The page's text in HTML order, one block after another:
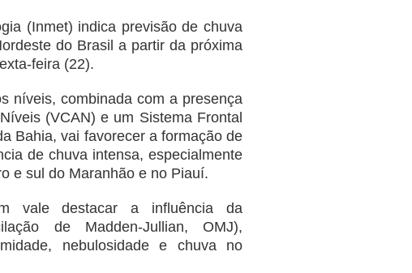
(Inmet) indica previsão de chuva
do Brasil a partir da próxima
feira (22).
níveis, combinada com a presença
(VCAN) e um Sistema Frontal
Bahia, vai favorecer a formação de
de chuva intensa, especialmente
e sul do Maranhão e no Piauí.
vale destacar a influência da
de Madden-Jullian, OMJ),
nebulosidade e chuva no